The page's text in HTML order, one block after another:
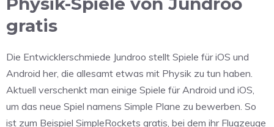
gratis
Die Entwicklerschmiede Jundroo stellt Spiele für iOS und
Android her, die allesamt etwas mit Physik zu tun haben.
Aktuell verschenkt man einige Spiele für Android und iOS,
um das neue Spiel namens Simple Plane zu bewerben. So
ist zum Beispiel SimpleRockets gratis, bei dem ihr Flugzeuge